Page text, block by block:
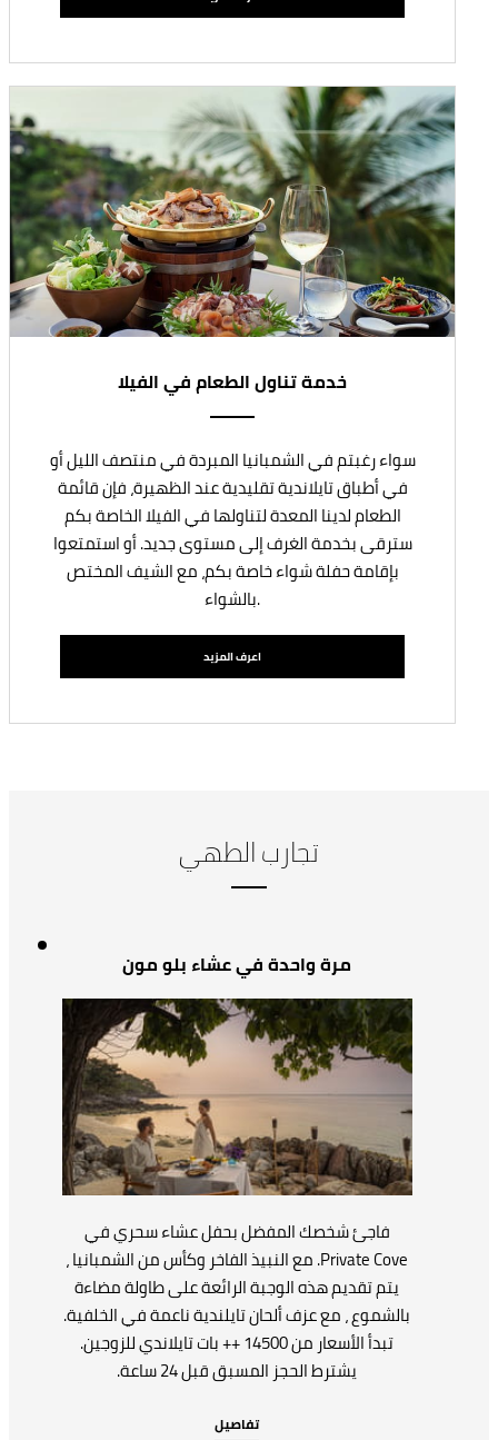
خدمة تناول الطعام في الفيلا
سواء رغبتم في الشمبانيا المبردة في منتصف الليل أو
في أطباق تايلاندية تقليدية عند الظهيرة، فإن قائمة
الطعام لدينا المعدة لتناولها في الفيلا الخاصة بكم
سترقى بخدمة الغرف إلى مستوى جديد. أو استمتعوا
بإقامة حفلة شواء خاصة بكم، مع الشيف المختص
بالشواء.
اعرف المزيد
تجارب الطهي
مرة واحدة في عشاء بلو مون
فاجئ شخصك المفضل بحفل عشاء سحري في
Private Cove. مع النبيذ الفاخر وكأس من الشمبانيا ،
يتم تقديم هذه الوجبة الرائعة على طاولة مضاءة
بالشموع ، مع عزف ألحان تايلندية ناعمة في الخلفية.
تبدأ الأسعار من 14500 ++ بات تايلاندي للزوجين.
يشترط الحجز المسبق قبل 24 ساعة.
تفاصيل